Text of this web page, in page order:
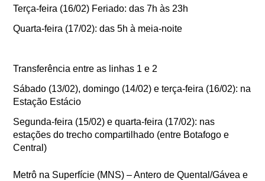
Terça-feira (16/02) Feriado: das 7h às 23h
Quarta-feira (17/02): das 5h à meia-noite
Transferência entre as linhas 1 e 2
Sábado (13/02), domingo (14/02) e terça-feira (16/02): na
Estação Estácio
Segunda-feira (15/02) e quarta-feira (17/02): nas
estações do trecho compartilhado (entre Botafogo e
Central)
Metrô na Superfície (MNS) – Antero de Quental/Gávea e